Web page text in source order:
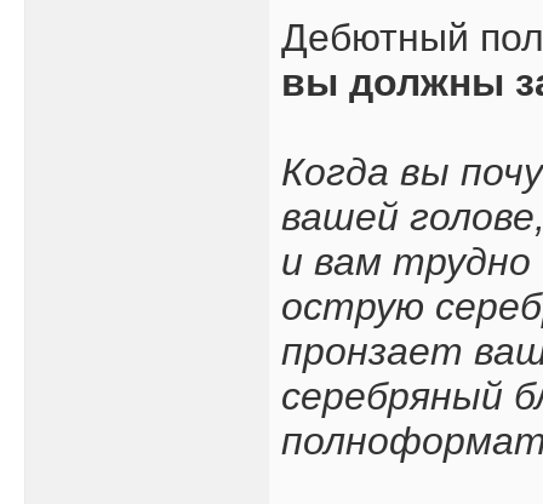
Дебютный
вы должны
Когда вы
вашей
и вам
острую
пронзает
серебряный